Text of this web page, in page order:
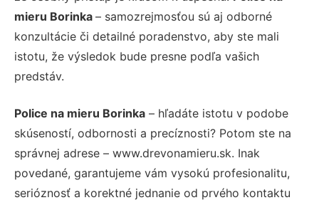
mieru Borinka – samozrejmosťou sú aj odborné
konzultácie či detailné poradenstvo, aby ste mali
istotu, že výsledok bude presne podľa vašich
predstáv.
Police na mieru Borinka – hľadáte istotu v podobe
skúseností, odbornosti a precíznosti? Potom ste na
správnej adrese – www.drevonamieru.sk. Inak
povedané, garantujeme vám vysokú profesionalitu,
serióznosť a korektné jednanie od prvého kontaktu